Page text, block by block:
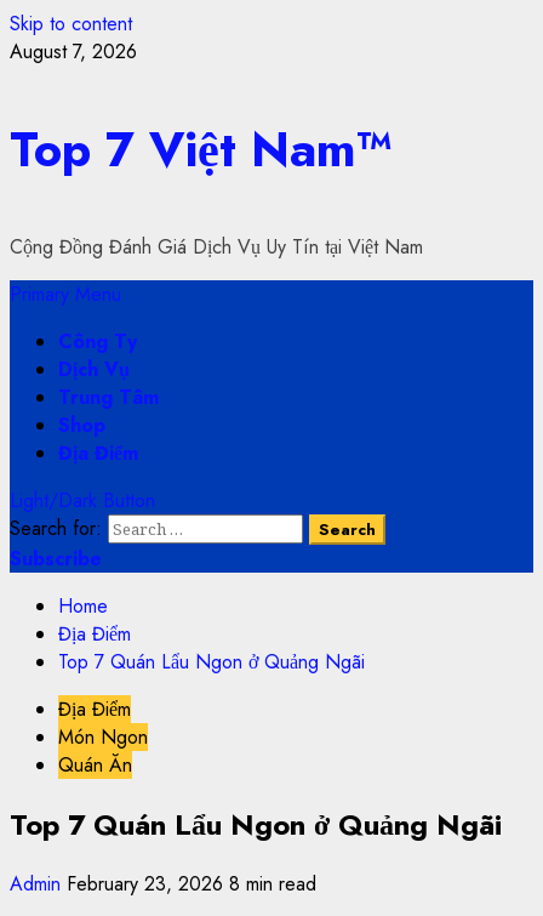
Skip to content
August 7, 2026
Top 7 Việt Nam™
Cộng Đồng Đánh Giá Dịch Vụ Uy Tín tại Việt Nam
Primary Menu
Công Ty
Dịch Vụ
Trung Tâm
Shop
Địa Điểm
Light/Dark Button
Search for:
Subscribe
Home
Địa Điểm
Top 7 Quán Lẩu Ngon ở Quảng Ngãi
Địa Điểm
Món Ngon
Quán Ăn
Top 7 Quán Lẩu Ngon ở Quảng Ngãi
Admin February 23, 2026 8 min read